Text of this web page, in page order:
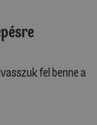
fel benne a